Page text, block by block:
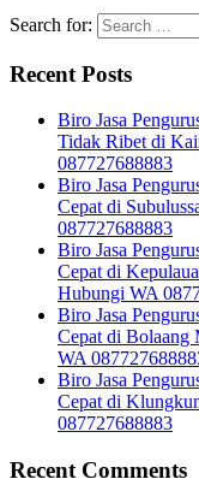
Search for:
Recent Posts
Biro Jasa
Tidak Ribet di
087727688883
Biro Jasa
Cepat di
087727688883
Biro Jasa
Cepat di
Hubungi WA
Biro Jasa
Cepat di Bolaang
WA
Biro Jasa
Cepat di
087727688883
Recent Comments